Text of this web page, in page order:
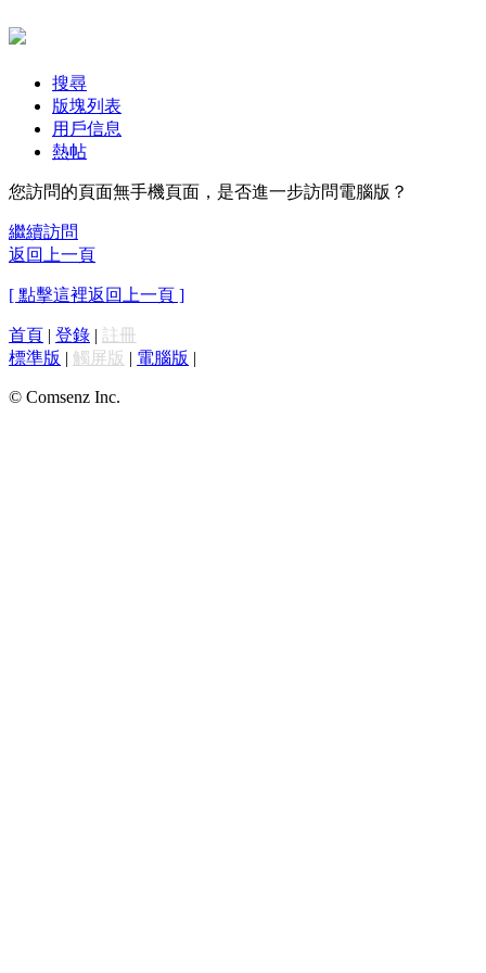
搜尋
版塊列表
用戶信息
熱帖
您訪問的頁面無手機頁面，是否進一步訪問電腦版？
繼續訪問
返回上一頁
[ 點擊這裡返回上一頁 ]
首頁 | 登錄 | 註冊
標準版 | 觸屏版 | 電腦版 |
© Comsenz Inc.